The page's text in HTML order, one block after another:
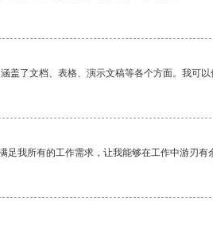
盖了文档、表格、演示文稿等各个方面。我可
足我所有的工作需求，让我能够在工作中游刃有